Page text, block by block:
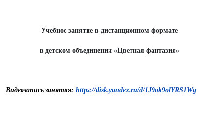
Учебное занятие в дистанционном формате
в детском объединении «Цветная фантазия»
Видеозапись занятия: https://disk.yandex.ru/d/1J9ok9olYRS1Wg